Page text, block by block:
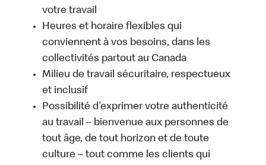
votre travail
Heures et horaire flexibles qui
conviennent à vos besoins, dans les
collectivités partout au Canada
Milieu de travail sécuritaire, respectueux
et inclusif
Possibilité d’exprimer votre authenticité
au travail – bienvenue aux personnes de
tout âge, de tout horizon et de toute
culture – tout comme les clients qui